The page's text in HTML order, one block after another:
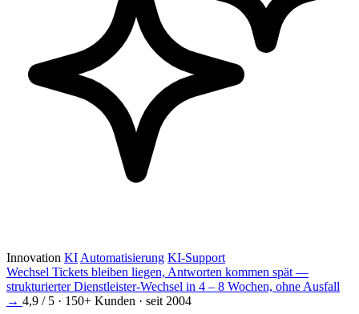
Innovation KI Automatisierung KI-Support
Wechsel Tickets bleiben liegen, Antworten kommen spät —
strukturierter Dienstleister-Wechsel in 4 – 8 Wochen, ohne Ausfall
→ 4,9 / 5 · 150+ Kunden · seit 2004